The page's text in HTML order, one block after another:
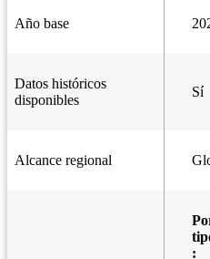
Año base
Datos históricos
disponibles
Sí
Alcance regional
: